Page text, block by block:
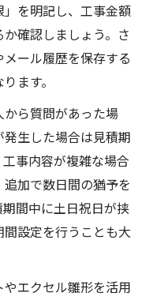
を明記し、工事金額
確認しましょう。さ
ール履歴を保存する
ます。
ら質問があった場
生した場合は見積期
事内容が複雑な場合
加で数日間の猶予を
間中に土日祝日が挟
設定を行うことも大
エクセル雛形を活用